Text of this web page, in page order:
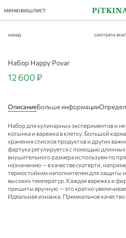
менювишлист
назад смотреть все/
Набор Happy Povar
12 600 ₽
ОписаниеБольше информации
Набор для кулинарных экспериментов и
косынка и варежка в клетку. Большой
хранения списков продуктов и других
фартука регулируется с помощью
внушительного размера используем по
назначению — в качестве скатерти,
термостойким наполнителем для защиты
высоких температур. Каждая варежка и
пришиты вручную — это кратно
Идеальная изнанка. Премиальное качество